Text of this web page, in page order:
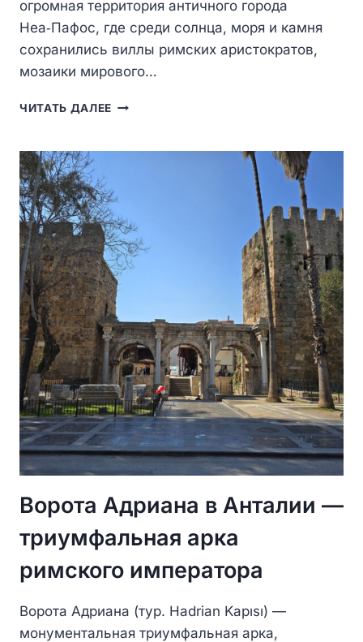
огромная территория античного города
Неа‑Пафос, где среди солнца, моря и камня
сохранились виллы римских аристократов,
мозаики мирового…
ЧИТАТЬ ДАЛЕЕ АРХЕОЛОГИЧЕСКИЙ
—
АНТИЧНОГО
КИПРА
И
МУЗЕЙ
ПОД
ОТКРЫТЫМ
НЕБОМ
Ворота Адриана в Анталии —
триумфальная арка
римского императора
Ворота Адриана (тур. Hadrian Kapısı) —
монументальная триумфальная арка,